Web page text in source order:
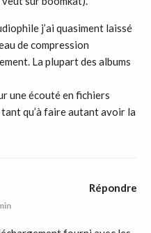
j’ai quasiment laissé
de compression
La plupart des albums
une écouté en fichiers
qu’à faire autant avoir la
Répondre